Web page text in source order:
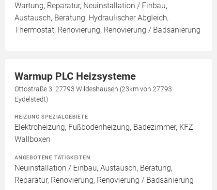
Wartung, Reparatur, Neuinstallation / Einbau,
Austausch, Beratung, Hydraulischer Abgleich,
Thermostat, Renovierung, Renovierung / Badsanierung
Warmup PLC Heizsysteme
Ottostraße 3, 27793 Wildeshausen (23km von 27793
Eydelstedt)
HEIZUNG SPEZIALGEBIETE
Elektroheizung, Fußbodenheizung, Badezimmer, KFZ
Wallboxen
ANGEBOTENE TÄTIGKEITEN
Neuinstallation / Einbau, Austausch, Beratung,
Reparatur, Renovierung, Renovierung / Badsanierung